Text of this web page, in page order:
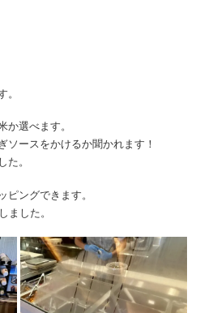
。
か選べます。
ソースをかけるか聞かれます！
た。
ピングできます。
ました。